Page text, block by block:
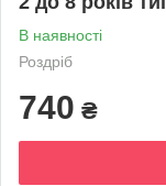
В наявності
Роздріб
740 ₴